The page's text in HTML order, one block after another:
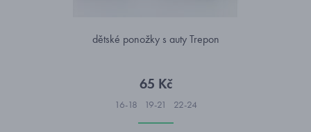
dětské ponožky s auty Trepon
65 Kč
16-18 19-21 22-24